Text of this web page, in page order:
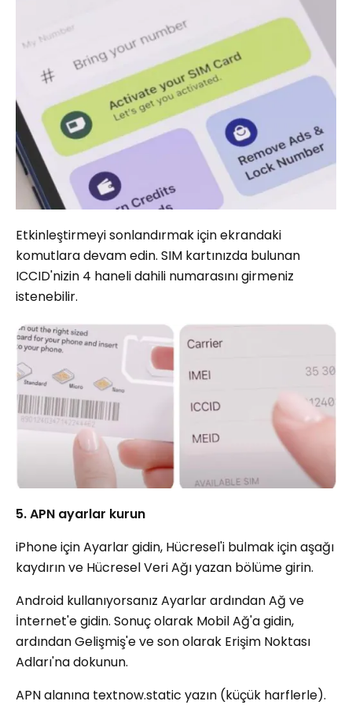
Etkinleştirmeyi sonlandırmak için ekrandaki
komutlara devam edin. SIM kartınızda bulunan
ICCID'nizin 4 haneli dahili numarasını girmeniz
istenebilir.
5. APN ayarlar kurun
iPhone için Ayarlar gidin, Hücresel'i bulmak için aşağı
kaydırın ve Hücresel Veri Ağı yazan bölüme girin.
Android kullanıyorsanız Ayarlar ardından Ağ ve
İnternet'e gidin. Sonuç olarak Mobil Ağ'a gidin,
ardından Gelişmiş'e ve son olarak Erişim Noktası
Adları'na dokunun.
APN alanına textnow.static yazın (küçük harflerle).